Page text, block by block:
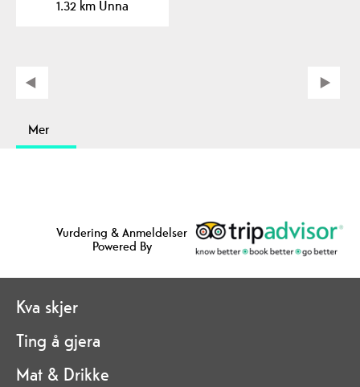
1.32 km Unna
Mer
Vurdering & Anmeldelser
Powered By
Kva skjer
Ting å gjera
Mat & Drikke